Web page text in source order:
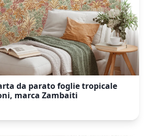
da parato foglie tropicale
marca Zambaiti